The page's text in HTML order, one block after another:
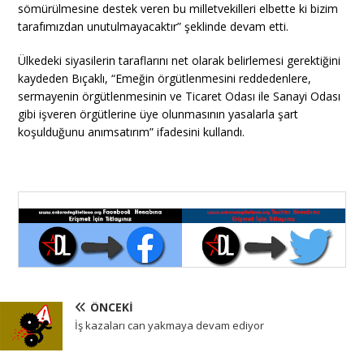
sömürülmesine destek veren bu milletvekilleri elbette ki bizim
tarafımızdan unutulmayacaktır” şeklinde devam etti.
Ülkedeki siyasilerin taraflarını net olarak belirlemesi gerektiğini
kaydeden Bıçaklı, “Emeğin örgütlenmesini reddedenlere,
sermayenin örgütlenmesinin ve Ticaret Odası ile Sanayi Odası
gibi işveren örgütlerine üye olunmasının yasalarla şart
koşulduğunu anımsatırım” ifadesini kullandı.
ÖNCEKI
İş kazaları can yakmaya devam ediyor